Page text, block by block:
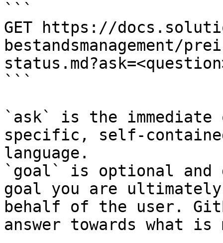
```
GET https://
bestandsmanagement/
```
`ask` is the
specific, self-
language.
`goal` is optional and
goal you are
behalf of the user.
answer towards what